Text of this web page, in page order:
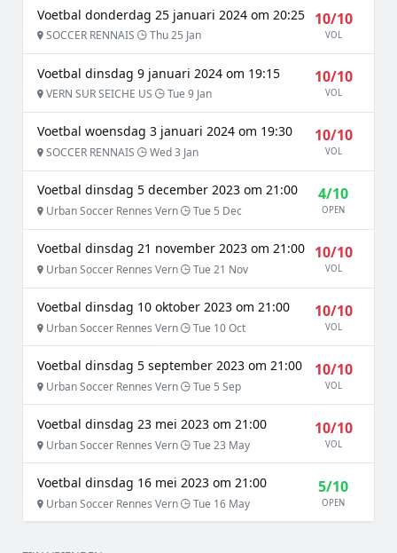
Voetbal donderdag 25 januari 2024 om 20:25
SOCCER RENNAIS Thu 25 Jan
10/10
VOL
Voetbal dinsdag 9 januari 2024 om 19:15
VERN SUR SEICHE US Tue 9 Jan
10/10
VOL
Voetbal woensdag 3 januari 2024 om 19:30
SOCCER RENNAIS Wed 3 Jan
10/10
VOL
Voetbal dinsdag 5 december 2023 om 21:00
Urban Soccer Rennes Vern Tue 5 Dec
4/10
OPEN
Voetbal dinsdag 21 november 2023 om 21:00
Urban Soccer Rennes Vern Tue 21 Nov
10/10
VOL
Voetbal dinsdag 10 oktober 2023 om 21:00
Urban Soccer Rennes Vern Tue 10 Oct
10/10
VOL
Voetbal dinsdag 5 september 2023 om 21:00
Urban Soccer Rennes Vern Tue 5 Sep
10/10
VOL
Voetbal dinsdag 23 mei 2023 om 21:00
Urban Soccer Rennes Vern Tue 23 May
10/10
VOL
Voetbal dinsdag 16 mei 2023 om 21:00
Urban Soccer Rennes Vern Tue 16 May
5/10
OPEN